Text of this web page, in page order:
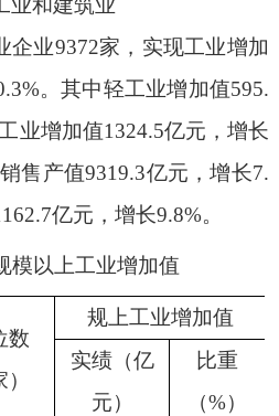
业和建筑业
企业9372家，实现工业增加
。其中轻工业增加值595.
业增加值1324.5亿元，增长
售产值9319.3亿元，增长7.
亿元，增长9.8%。
模以上工业增加值
数
）
规上工业增加值
实绩（亿
元）
比重
（%）